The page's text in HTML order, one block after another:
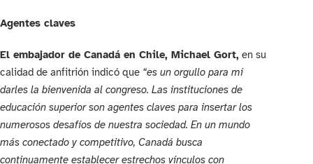
Agentes claves
El embajador de Canadá en Chile, Michael Gort, en su
calidad de anfitrión indicó que “es un orgullo para mí
darles la bienvenida al congreso. Las instituciones de
educación superior son agentes claves para insertar los
numerosos desafíos de nuestra sociedad. En un mundo
más conectado y competitivo, Canadá busca
continuamente establecer estrechos vínculos con